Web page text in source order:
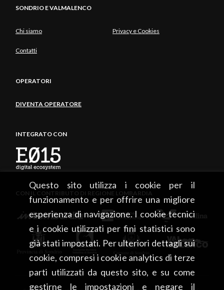
Questo sito utilizza i cookie per il
funzionamento e per offrire una migliore
esperienza di navigazione. I cookie tecnici
e i cookie utilizzati per fini statistici sono
già stati impostati. Per ulteriori dettagli sui
cookie, compresi i cookie analytics di terze
parti utilizzati da questo sito, e su come
gestirne le impostazioni e negare il
SONDRIO E VALMALENCO
Chi siamo Privacy e Cookies
Contatti
OPERATORI
DIVENTA OPERATORE
INTEGRATO CON
CON IL CONTRIBUTO DI REGIONE LOMBARDIA